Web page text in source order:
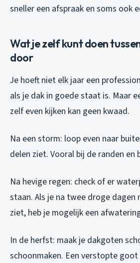
sneller een afspraak en soms ook
Wat je zelf kunt doen
door
Je hoeft niet elk jaar een
als je dak in goede staat is. Maar
zelf even kijken kan geen kwaad.
Na een storm: loop even naar
delen ziet. Vooral bij de randen en
Na hevige regen: check of er
staan. Als je na twee droge
ziet, heb je mogelijk een
In de herfst: maak je dakgoten
schoonmaken. Een verstopte